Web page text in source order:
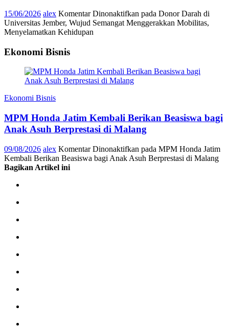
15/06/2026 alex Komentar Dinonaktifkan pada Donor Darah di
Universitas Jember, Wujud Semangat Menggerakkan Mobilitas,
Menyelamatkan Kehidupan
Ekonomi Bisnis
Ekonomi Bisnis
MPM Honda Jatim Kembali Berikan Beasiswa bagi
Anak Asuh Berprestasi di Malang
09/08/2026 alex Komentar Dinonaktifkan pada MPM Honda Jatim
Kembali Berikan Beasiswa bagi Anak Asuh Berprestasi di Malang
Bagikan Artikel ini